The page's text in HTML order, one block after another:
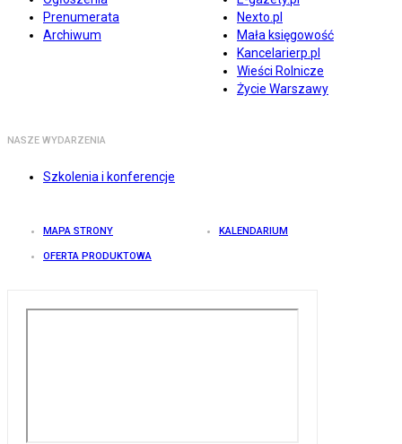
Prenumerata
Archiwum
Nexto.pl
Mała księgowość
Kancelarierp.pl
Wieści Rolnicze
Życie Warszawy
NASZE WYDARZENIA
Szkolenia i konferencje
MAPA STRONY KALENDARIUM
OFERTA PRODUKTOWA